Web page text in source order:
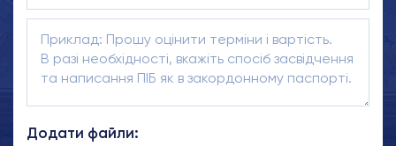
Додати файли: